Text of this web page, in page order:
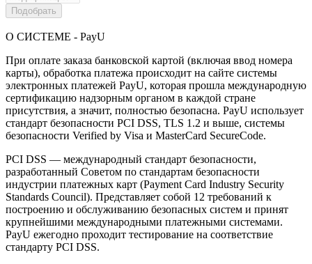
Подобрать
О СИСТЕМЕ - PayU
При оплате заказа банковской картой (включая ввод номера
карты), обработка платежа происходит на сайте системы
электронных платежей PayU, которая прошла международную
сертификацию надзорным органом в каждой стране
присутствия, а значит, полностью безопасна. PayU использует
стандарт безопасности PCI DSS, TLS 1.2 и выше, системы
безопасности Verified by Visa и MasterCard SecureCode.
PCI DSS — международный стандарт безопасности,
разработанный Советом по стандартам безопасности
индустрии платежных карт (Payment Card Industry Security
Standards Council). Представляет собой 12 требований к
построению и обслуживанию безопасных систем и принят
крупнейшими международными платежными системами.
PayU ежегодно проходит тестирование на соответствие
стандарту PCI DSS.